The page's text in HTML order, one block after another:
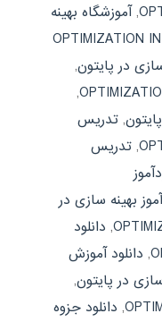
,آموزشگاه بهینه
آموش مالتی مدیا OPTIMIZATION IN
در پایتون,
,
, تدریس
, تدریس
بهینه سازی در
, دانلود
, دانلود آموزش
در پایتون,
, دانلود جزوه